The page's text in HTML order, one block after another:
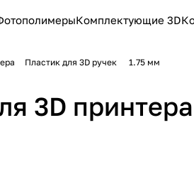
Комплектующие 3D
Пластик для 3D ручек 1.75 мм
3D